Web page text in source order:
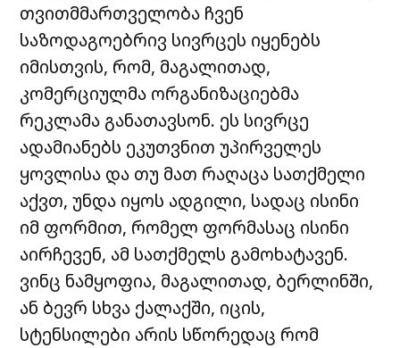
თვითმმართველობა ჩვენ
საზოდაგოებრივ სივრცეს იყენებს
იმისთვის, რომ, მაგალითად,
კომერციულმა ორგანიზაციებმა
რეკლამა განათავსონ. ეს სივრცე
ადამიანებს ეკუთვნით უპირველეს
ყოვლისა და თუ მათ რაღაცა სათქმელი
აქვთ, უნდა იყოს ადგილი, სადაც ისინი
იმ ფორმით, რომელ ფორმასაც ისინი
აირჩევენ, ამ სათქმელს გამოხატავენ.
ვინც ნამყოფია, მაგალითად, ბერლინში,
ან ბევრ სხვა ქალაქში, იცის,
სტენსილები არის სწორედაც რომ